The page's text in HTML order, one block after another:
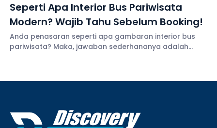
Seperti Apa Interior Bus Pariwisata
Modern? Wajib Tahu Sebelum Booking!
Anda penasaran seperti apa gambaran interior bus
pariwisata? Maka, jawaban sederhananya adalah